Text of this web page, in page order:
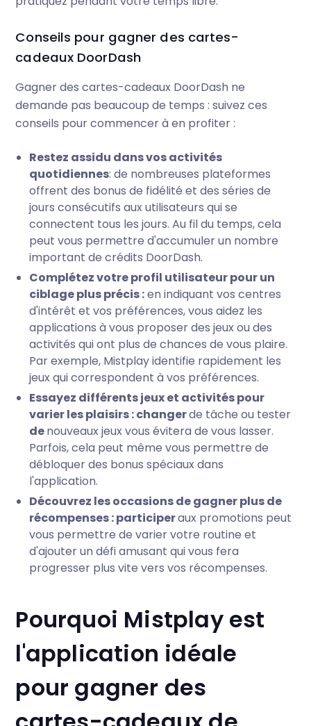
Conseils pour gagner des cartes-
cadeaux DoorDash
Gagner des cartes-cadeaux DoorDash ne
demande pas beaucoup de temps : suivez ces
conseils pour commencer à en profiter :
Restez assidu dans vos activités
quotidiennes: de nombreuses plateformes
offrent des bonus de fidélité et des séries de
jours consécutifs aux utilisateurs qui se
connectent tous les jours. Au fil du temps, cela
peut vous permettre d'accumuler un nombre
important de crédits DoorDash.
Complétez votre profil utilisateur pour un
ciblage plus précis :en indiquant vos centres
d'intérêt et vos préférences, vous aidez les
applications à vous proposer des jeux ou des
activités qui ont plus de chances de vous plaire.
Par exemple, Mistplay identifie rapidement les
jeux qui correspondent à vos préférences.
Essayez différents jeux et activités pour
varier les plaisirs : changerde tâche ou tester
denouveaux jeux vous évitera de vous lasser.
Parfois, cela peut même vous permettre de
débloquer des bonus spéciaux dans
l'application.
Découvrez les occasions de gagner plus de
récompenses : participeraux promotions peut
vous permettre de varier votre routine et
d'ajouter un défi amusant qui vous fera
progresser plus vite vers vos récompenses.
Pourquoi Mistplay est
l'application idéale
pour gagner des